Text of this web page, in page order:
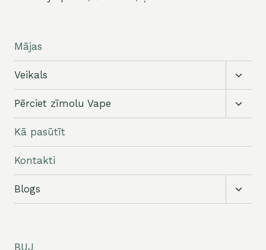
Mājas
Veikals
Pērciet zīmolu Vape
Kā pasūtīt
Kontakti
Blogs
BUJ